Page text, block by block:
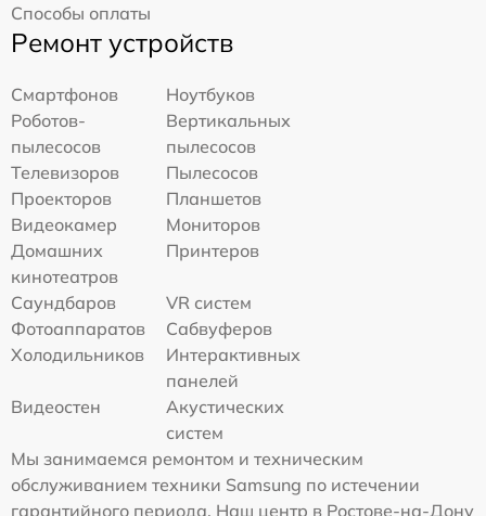
Способы оплаты
Ремонт устройств
Смартфонов
Ноутбуков
Роботов-
пылесосов
Вертикальных
пылесосов
Телевизоров
Пылесосов
Проекторов
Планшетов
Видеокамер
Мониторов
Домашних
кинотеатров
Принтеров
Саундбаров
VR систем
Фотоаппаратов
Сабвуферов
Холодильников
Интерактивных
панелей
Видеостен
Акустических
систем
Мы занимаемся ремонтом и техническим
обслуживанием техники Samsung по истечении
гарантийного периода. Наш центр в Ростове-на-Дону